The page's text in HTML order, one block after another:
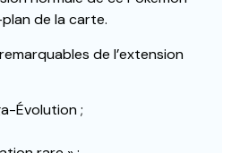
de la carte.
de l’extension
Évolution ;